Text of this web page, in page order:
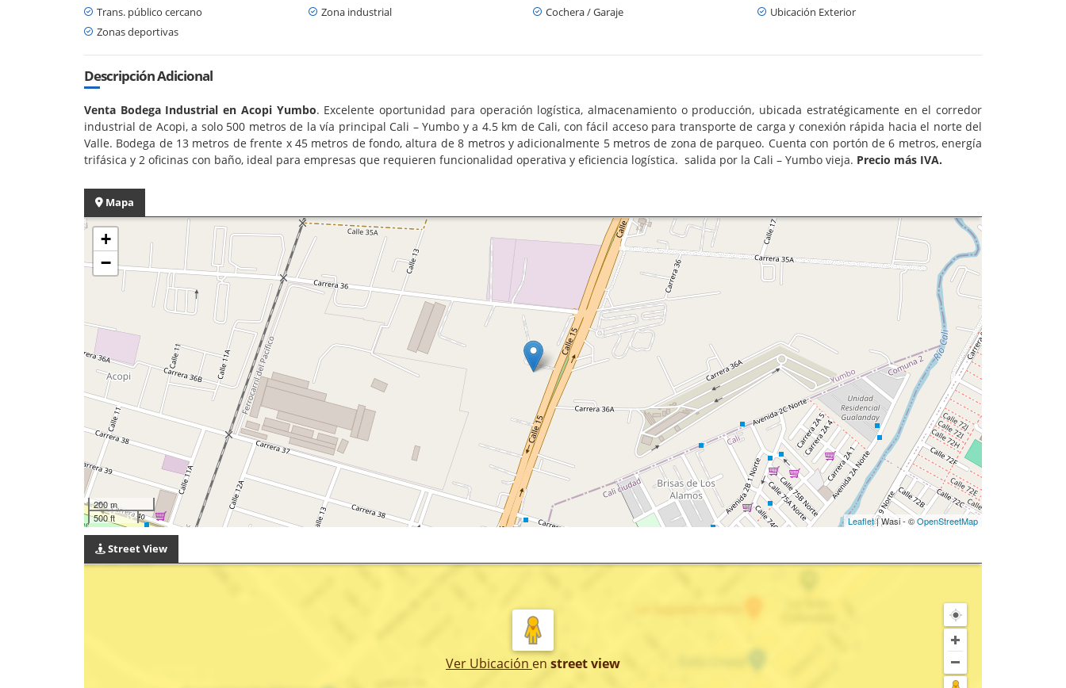
Trans. público cercano
Zona industrial Cochera / Garaje
Ubicación Exterior
Zonas deportivas
Descripción Adicional
Venta Bodega Industrial en Acopi Yumbo. Excelente oportunidad para operación logística, almacenamiento o producción, ubicada estratégicamente en el corredor
industrial de Acopi, a solo 500 metros de la vía principal Cali – Yumbo y a 4.5 km de Cali, con fácil acceso para transporte de carga y conexión rápida hacia el norte del
Valle. Bodega de 13 metros de frente x 45 metros de fondo, altura de 8 metros y adicionalmente 5 metros de zona de parqueo. Cuenta con portón de 6 metros, energía
trifásica y 2 oficinas con baño, ideal para empresas que requieren funcionalidad operativa y eficiencia logística. salida por la Cali – Yumbo vieja. Precio más IVA.
Mapa
+
−
200 m
500 ft
Leaflet| Wasi - ©OpenStreetMap
Street View
Ver Ubicación en street view